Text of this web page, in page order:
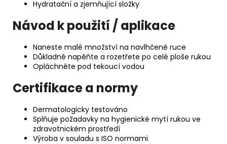
Hydratační a zjemňující složky
Návod k použití / aplikace
Naneste malé množství na navlhčené ruce
Důkladně napěňte a rozetřete po celé ploše rukou
Opláchněte pod tekoucí vodou
Certifikace a normy
Dermatologicky testováno
Splňuje požadavky na hygienické mytí rukou ve
zdravotnickém prostředí
Výroba v souladu s ISO normami